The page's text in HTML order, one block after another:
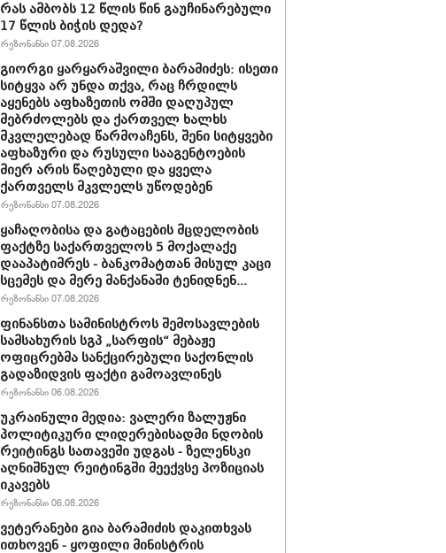
რას ამბობს 12 წლის წინ გაუჩინარებული
17 წლის ბიჭის დედა?
რეზონანსი 07.08.2026
გიორგი ყარყარაშვილი ბარამიძეს: ისეთი
სიტყვა არ უნდა თქვა, რაც ჩრდილს
აყენებს აფხაზეთის ომში დაღუპულ
მებრძოლებს და ქართველ ხალხს
მკვლელებად წარმოაჩენს, შენი სიტყვები
აფხაზური და რუსული სააგენტოების
მიერ არის წაღებული და ყველა
ქართველს მკვლელს უწოდებენ
რეზონანსი 07.08.2026
ყაჩაღობისა და გატაცების მცდელობის
ფაქტზე საქართველოს 5 მოქალაქე
დააპატიმრეს - ბანკომატთან მისულ კაცი
სცემეს და მერე მანქანაში ტენიდნენ...
რეზონანსი 07.08.2026
ფინანსთა სამინისტროს შემოსავლების
სამსახურის სგპ „სარფის“ მებაჟე
ოფიცრებმა სანქცირებული საქონლის
გადაზიდვის ფაქტი გამოავლინეს
რეზონანსი 06.08.2026
უკრაინული მედია: ვალერი ზალუჟნი
პოლიტიკური ლიდერებისადმი ნდობის
რეიტინგს სათავეში უდგას - ზელენსკი
აღნიშნულ რეიტინგში მეექვსე პოზიციას
იკავებს
რეზონანსი 06.08.2026
ვეტერანები გია ბარამიძის დაკითხვას
ითხოვენ - ყოფილი მინისტრის